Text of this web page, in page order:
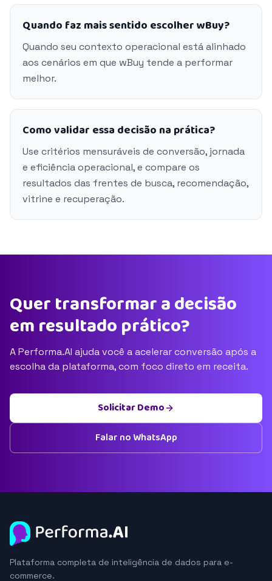
Quando faz mais sentido escolher wBuy?
Quando seu contexto operacional está alinhado
aos cenários em que wBuy tende a performar
melhor.
Como validar essa decisão na prática?
Use critérios mensuráveis de conversão, jornada
e eficiência operacional, e compare os
resultados das frentes de busca, recomendação,
vitrine e recuperação.
Quer transformar a decisão
em resultado prático?
A Performa.AI ajuda você a acelerar conversão após a
escolha da plataforma, com foco direto em receita.
Solicitar Demo
Falar no WhatsApp
Plataforma completa de inteligência de dados para e-
commerce.